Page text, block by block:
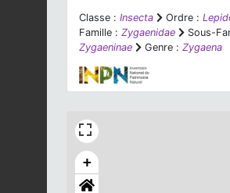
Classe : Insecta Ordre :
Famille : Zygaenidae
Sous-
Zygaeninae
Genre : Zygaena
+